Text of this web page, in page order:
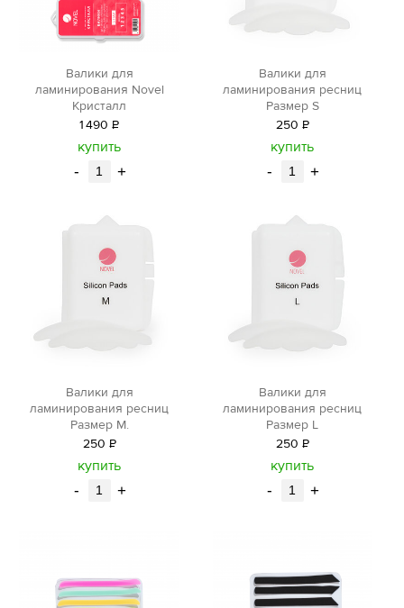
Валики для
ламинирования Novel
Кристалл
1490 Р
уб.
купить
- +
Валики для
ламинирования ресниц
Размер S
250 Р
уб.
купить
- +
Валики для
ламинирования ресниц
Размер М.
250 Р
уб.
купить
- +
Валики для
ламинирования ресниц
Размер L
250 Р
уб.
купить
- +